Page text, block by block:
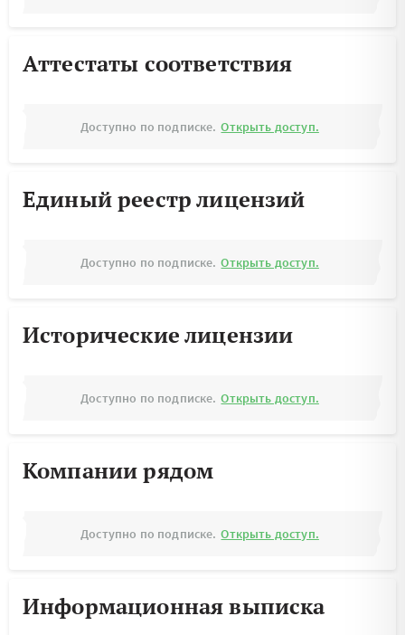
Аттестаты соответствия
Доступно по подписке. Открыть доступ.
Единый реестр лицензий
Доступно по подписке. Открыть доступ.
Исторические лицензии
Доступно по подписке. Открыть доступ.
Компании рядом
Доступно по подписке. Открыть доступ.
Информационная выписка